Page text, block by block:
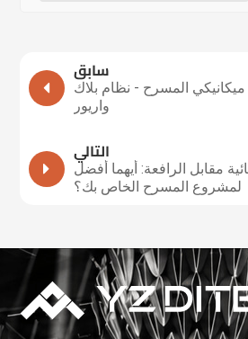
سابق
المسرح - نظام بلاك
واريور
التالي
مقابل الرافعة: أيهما أفضل
لمشروع المسرح الخاص بك؟